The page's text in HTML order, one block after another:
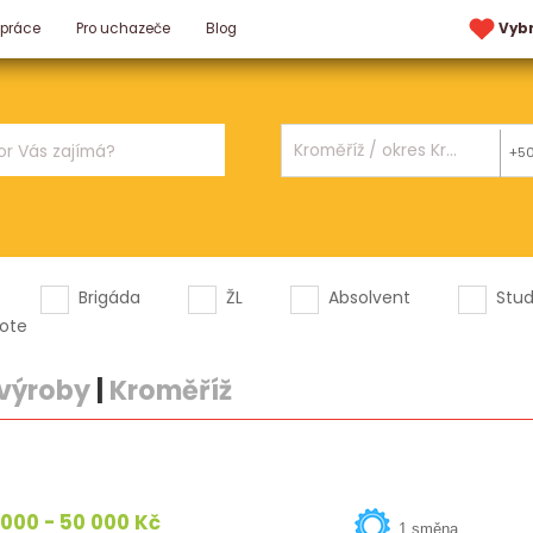
Pro uchazeče Blog
Brigáda ŽL Absolvent
| Kroměříž
- 50 000 Kč